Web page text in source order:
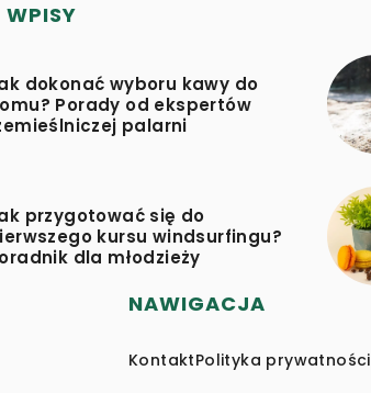
WPISY
dokonać wyboru kawy do
Porady od ekspertów
palarni
przygotować się do
kursu windsurfingu?
dla młodzieży
NAWIGACJA
KontaktPolityka prywatności